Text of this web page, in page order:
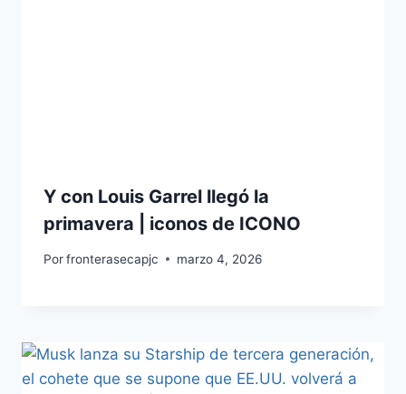
Y con Louis Garrel llegó la
primavera | iconos de ICONO
Porfronterasecapjc marzo 4, 2026